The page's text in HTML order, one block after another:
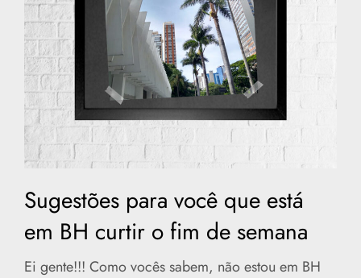
Sugestões para você que está
em BH curtir o fim de semana
Ei gente!!! Como vocês sabem, não estou em BH